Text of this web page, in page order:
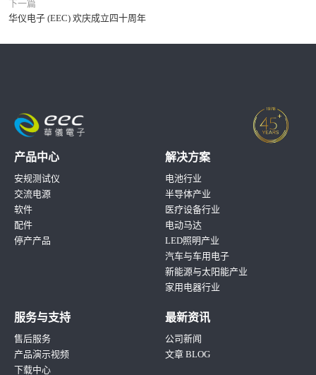
下一篇
华仪电子 (EEC) 欢庆成立四十周年
产品中心
安规测试仪
交流电源
软件
配件
停产产品
解决方案
电池行业
半导体产业
医疗设备行业
电动马达
LED照明产业
汽车与车用电子
新能源与太阳能产业
家用电器行业
服务与支持
售后服务
产品演示视频
下载中心
最新资讯
公司新闻
文章 BLOG